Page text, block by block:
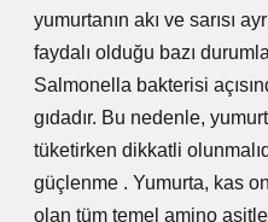
yumurtanın akı ve sarısı
faydalı olduğu bazı
Salmonella bakterisi
gıdadır. Bu nedenle,
tüketirken dikkatli
güçlenme . Yumurta, kas
olan tüm temel amino